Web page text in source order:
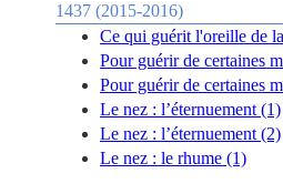
1437 (2015-2016)
Ce qui guérit l'oreille de
Pour guérir de certaines
Pour guérir de certaines
Le nez : l’éternuement (1)
Le nez : l’éternuement (2)
Le nez : le rhume (1)